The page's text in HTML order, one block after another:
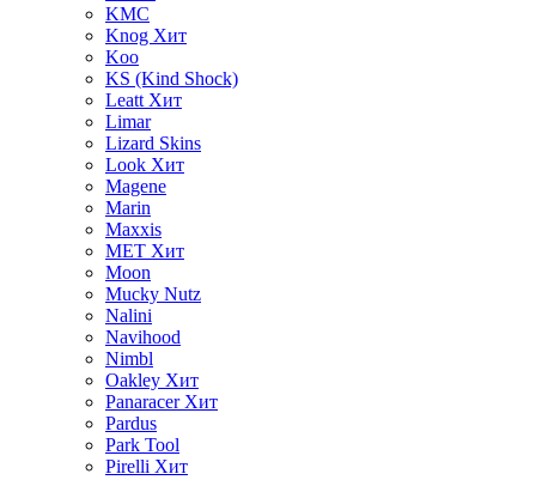
KMC
Knog Хит
Koo
KS (Kind Shock)
Leatt Хит
Limar
Lizard Skins
Look Хит
Magene
Marin
Maxxis
MET Хит
Moon
Mucky Nutz
Nalini
Navihood
Nimbl
Oakley Хит
Panaracer Хит
Pardus
Park Tool
Pirelli Хит